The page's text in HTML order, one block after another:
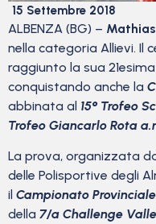
15 Settembre 2018
ALBENZA (BG) –
nella categoria Allievi. Il
raggiunto la sua
conquistando anche la
abbinata al 15° Trofeo
Trofeo Giancarlo Rota
La prova, organizzata
delle Polisportive degli
il Campionato
della 7/a Challenge